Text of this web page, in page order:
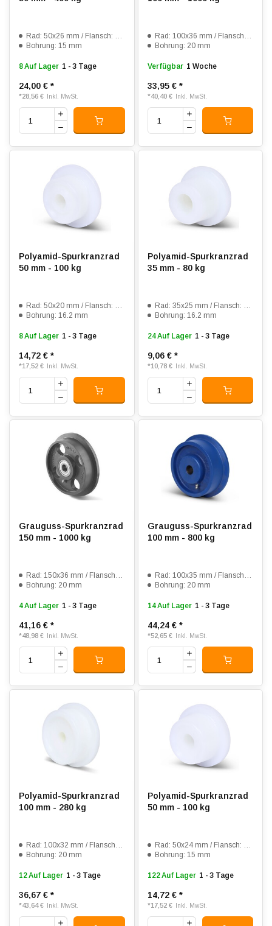
Rad: 50x26 mm / Flansch: 62x32 mm
Bohrung: 15 mm
8 Auf Lager 1 - 3 Tage
24,00 € *
*28,56 € Inkl. MwSt.
Rad: 100x36 mm / Flansch: 125x46 mm
Bohrung: 20 mm
Verfügbar 1 Woche
33,95 € *
*40,40 € Inkl. MwSt.
Polyamid-Spurkranzrad
50 mm - 100 kg
Rad: 50x20 mm / Flansch: 70x28 mm
Bohrung: 16.2 mm
8 Auf Lager 1 - 3 Tage
14,72 € *
*17,52 € Inkl. MwSt.
Polyamid-Spurkranzrad
35 mm - 80 kg
Rad: 35x25 mm / Flansch: 50x32 mm
Bohrung: 16.2 mm
24 Auf Lager 1 - 3 Tage
9,06 € *
*10,78 € Inkl. MwSt.
Grauguss-Spurkranzrad
150 mm - 1000 kg
Rad: 150x36 mm / Flansch: 175x46 mm
Bohrung: 20 mm
4 Auf Lager 1 - 3 Tage
41,16 € *
*48,98 € Inkl. MwSt.
Grauguss-Spurkranzrad
100 mm - 800 kg
Rad: 100x35 mm / Flansch: 124x44 mm
Bohrung: 20 mm
14 Auf Lager 1 - 3 Tage
44,24 € *
*52,65 € Inkl. MwSt.
Polyamid-Spurkranzrad
100 mm - 280 kg
Rad: 100x32 mm / Flansch: 120x45 mm
Bohrung: 20 mm
12 Auf Lager 1 - 3 Tage
36,67 € *
*43,64 € Inkl. MwSt.
Polyamid-Spurkranzrad
50 mm - 100 kg
Rad: 50x24 mm / Flansch: 65x32 mm
Bohrung: 15 mm
122 Auf Lager 1 - 3 Tage
14,72 € *
*17,52 € Inkl. MwSt.